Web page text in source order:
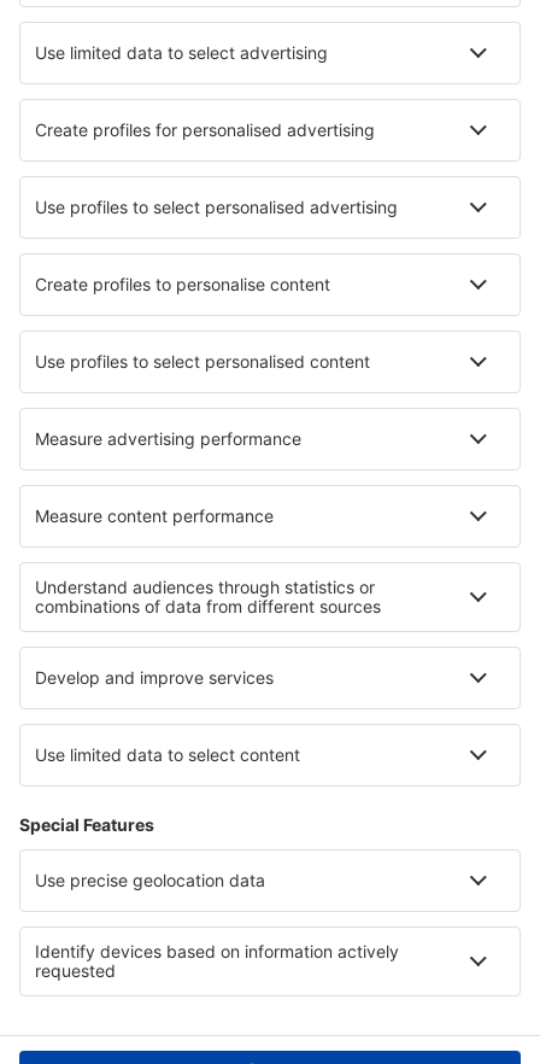
Hoteluri în Punta Del Diablo Hoteluri în Sarandi Grande
Hoteluri în Cabo Polonio Hoteluri în Barra de Valizas
Cele mai bune hoteluri - orașe
Hoteluri în Donzdorf Hoteluri în Watkins Glen
Hoteluri în Primor'ye Hoteluri în Wallingford
Hoteluri în Heino Hoteluri în El Salto
Cele mai bune hoteluri - regiuni
Hoteluri în Uruguay Hoteluri în Punta del Este
Hoteluri in Dolomites Hoteluri în Bad Mittendorf
Hoteluri in Orlando și parcuri, Florida
Hoteluri in Mecklenburg Lake Plateau